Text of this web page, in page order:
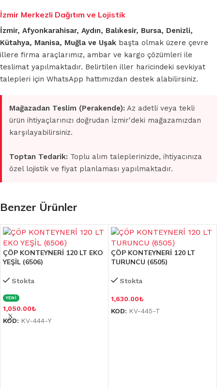
İzmir Merkezli Dağıtım ve Lojistik
İzmir, Afyonkarahisar, Aydın, Balıkesir, Bursa, Denizli,
Kütahya, Manisa, Muğla ve Uşak başta olmak üzere çevre
illere firma araçlarımız, ambar ve kargo çözümleri ile
teslimat yapılmaktadır. Belirtilen iller haricindeki sevkiyat
talepleri için WhatsApp hattımızdan destek alabilirsiniz.
Mağazadan Teslim (Perakende): Az adetli veya tekli
ürün ihtiyaçlarınızı doğrudan İzmir'deki mağazamızdan
karşılayabilirsiniz.
Toptan Tedarik: Toplu alım taleplerinizde, ihtiyacınıza
özel lojistik ve fiyat planlaması yapılmaktadır.
Benzer Ürünler
ÇÖP KONTEYNERİ 120 LT EKO
YEŞİL (6506)
Stokta
YENİ
1,050.00₺
KOD: KV-444-Y
ÇÖP KONTEYNERİ 120 LT
TURUNCU (6505)
Stokta
1,630.00₺
KOD: KV-445-T